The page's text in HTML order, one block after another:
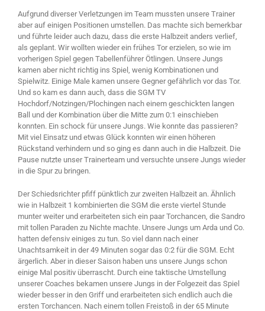
Aufgrund diverser Verletzungen im Team mussten unsere Trainer
aber auf einigen Positionen umstellen. Das machte sich bemerkbar
und führte leider auch dazu, dass die erste Halbzeit anders verlief,
als geplant. Wir wollten wieder ein frühes Tor erzielen, so wie im
vorherigen Spiel gegen Tabellenführer Ötlingen. Unsere Jungs
kamen aber nicht richtig ins Spiel, wenig Kombinationen und
Spielwitz. Einige Male kamen unsere Gegner gefährlich vor das Tor.
Und so kam es dann auch, dass die SGM TV
Hochdorf/Notzingen/Plochingen nach einem geschickten langen
Ball und der Kombination über die Mitte zum 0:1 einschieben
konnten. Ein schock für unsere Jungs. Wie konnte das passieren?
Mit viel Einsatz und etwas Glück konnten wir einen höheren
Rückstand verhindern und so ging es dann auch in die Halbzeit. Die
Pause nutzte unser Trainerteam und versuchte unsere Jungs wieder
in die Spur zu bringen.
Der Schiedsrichter pfiff pünktlich zur zweiten Halbzeit an. Ähnlich
wie in Halbzeit 1 kombinierten die SGM die erste viertel Stunde
munter weiter und erarbeiteten sich ein paar Torchancen, die Sandro
mit tollen Paraden zu Nichte machte. Unsere Jungs um Arda und Co.
hatten defensiv einiges zu tun. So viel dann nach einer
Unachtsamkeit in der 49 Minuten sogar das 0:2 für die SGM. Echt
ärgerlich. Aber in dieser Saison haben uns unsere Jungs schon
einige Mal positiv überrascht. Durch eine taktische Umstellung
unserer Coaches bekamen unsere Jungs in der Folgezeit das Spiel
wieder besser in den Griff und erarbeiteten sich endlich auch die
ersten Torchancen. Nach einem tollen Freistoß in der 65 Minute